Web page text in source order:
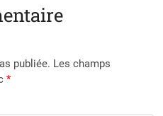
publiée. Les champs
*